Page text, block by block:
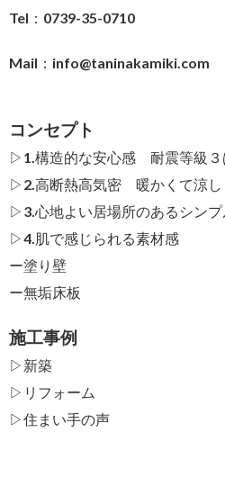
Tel：0739-35-0710
Mail： info@taninakamiki.com
コンセプト
▷1.構造的な安心感 耐震等級３
▷2.高断熱高気密 暖かくて涼し
▷3.心地よい居場所のあるシンプ
▷4.肌で感じられる素材感
ー塗り壁
ー無垢床板
施工事例
▷新築
▷リフォーム
▷住まい手の声